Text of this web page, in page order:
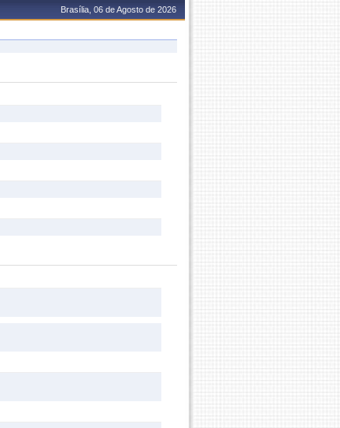
Brasília, 06 de Agosto de 2026